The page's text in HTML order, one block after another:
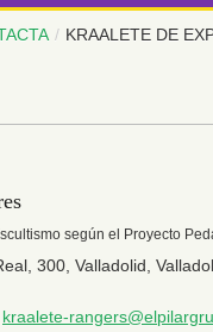
/ KRAALETE DE
según el Proyecto
300, Valladolid,
kraalete-